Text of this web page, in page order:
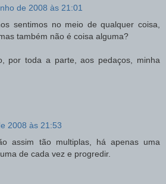
de 2008 às 21:01
sentimos no meio de qualquer coisa,
também não é coisa alguma?
por toda a parte, aos pedaços, minha
2008 às 21:53
assim tão multiplas, há apenas uma
de cada vez e progredir.